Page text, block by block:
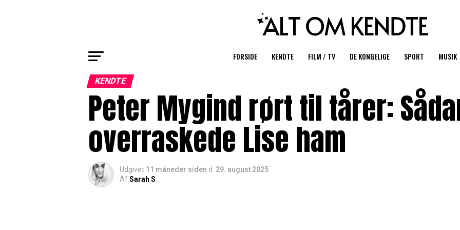
FORSIDE KENDTE FILM / TV DE KONGELIGE SPORT MUSIK
KENDTE
Peter Mygind rørt til tårer:
overraskede Lise ham
Udgivet 11 måneder siden d. 29. august 2025
AfSarah S